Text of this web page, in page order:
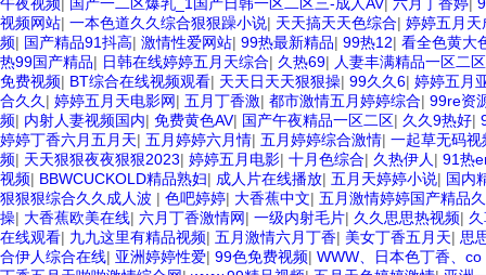
视频网站| 一本色道久久综合狠狠躁小说| 天天搞天天色综合| 婷婷五月天
频| 国产精品91抖高| 激情性爱网站| 99热最新精品| 99热12| 看全色黄大
热99国产精品| 日韩在线婷婷五月天综合| 久热69| 人妻丰满精品一区二
免费视频| BT综合在线视频观看| 天天日天天狠狠操| 99久久6| 婷婷五月
合久久 | 婷婷五月天电影网| 五月丁香激| 都市激情五月婷婷综合| 99re资
频| 内射人妻视频国内| 免费黄色AV| 国产午夜精品一区二区| 久久9热好|
婷婷丁香六月五月天| 五月婷婷六月情| 五月婷婷综合激情| 一起草无码视
频| 天天狠狠夜夜狠狠2023| 婷婷五月电影| 十月色综合| 久热伊人 | 91热
视频| BBWCUCKOLD精品熟妇| 成人片在线播放| 五月天婷婷小说| 国内
狠狠狠综合久久成人波 | 色吧婷婷| 大香蕉中文| 五月激情婷婷国产精品
操| 大香蕉欧美在线| 六月丁香激情网| 一级内射毛片| 久久思思热视频|
在线观看| 九九这里有精品视频| 五月激情六月丁香| 美女丁香五月天| 思
合伊人综合在线| 亚洲婷婷性爱| 99色免费视频| WWW、日本色丁香、co